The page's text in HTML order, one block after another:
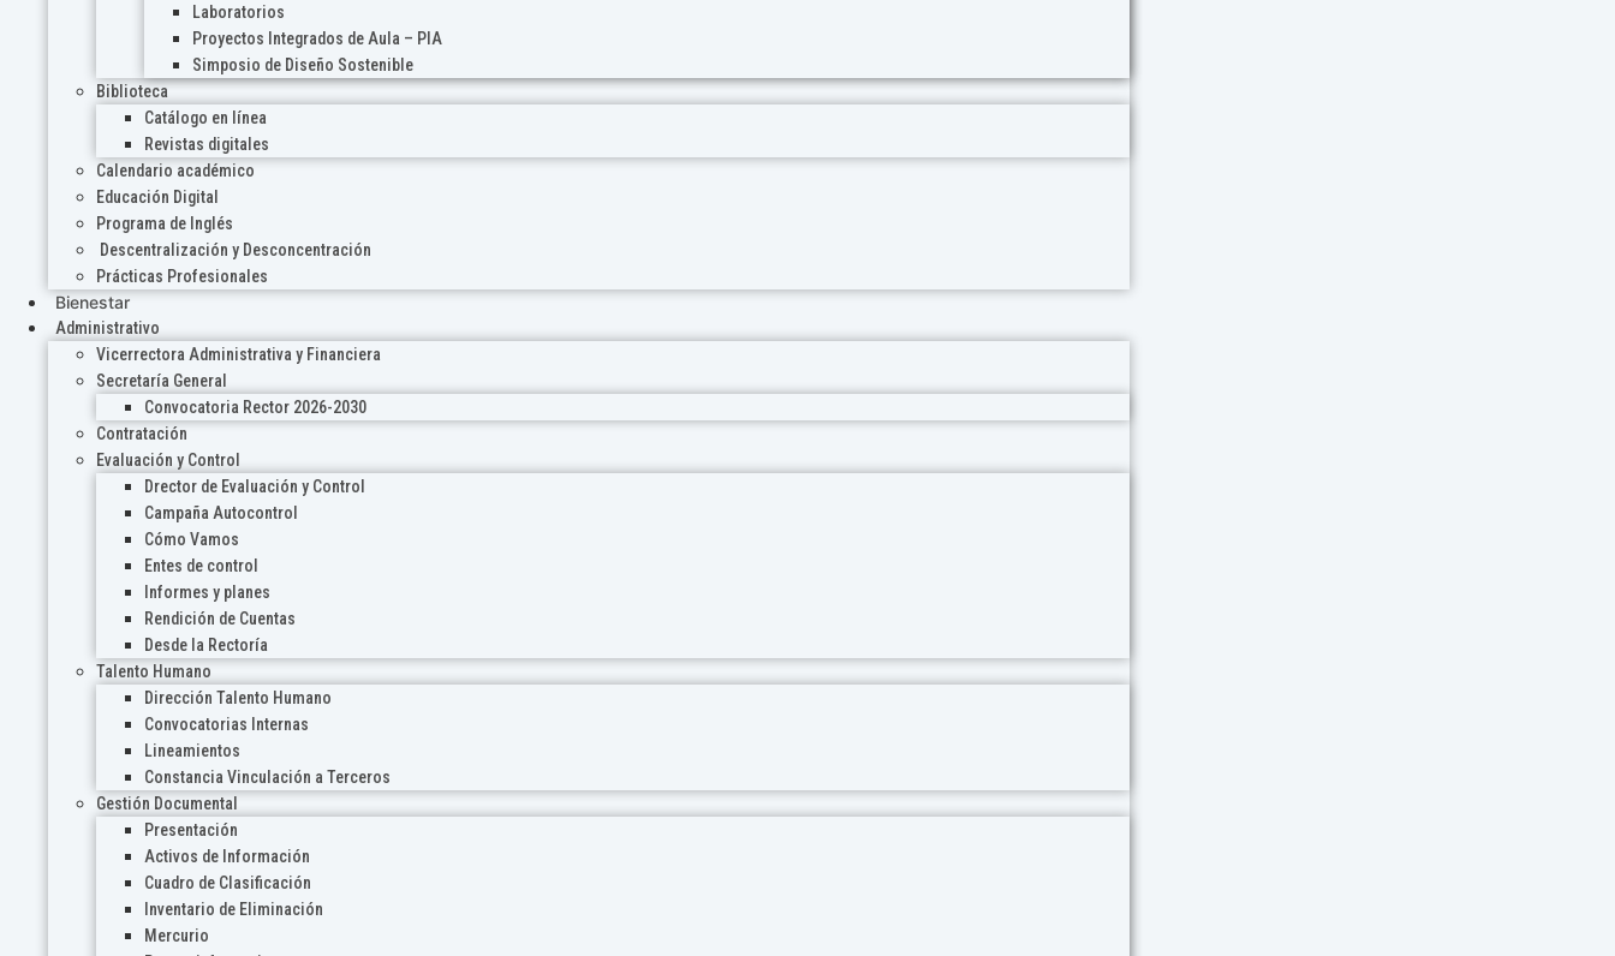
Laboratorios
Proyectos Integrados de Aula – PIA
Simposio de Diseño Sostenible
Biblioteca
Catálogo en línea
Revistas digitales
Calendario académico
Educación Digital
Programa de Inglés
Descentralización y Desconcentración
Prácticas Profesionales
Bienestar
Administrativo
Vicerrectora Administrativa y Financiera
Secretaría General
Convocatoria Rector 2026-2030
Contratación
Evaluación y Control
Drector de Evaluación y Control
Campaña Autocontrol
Cómo Vamos
Entes de control
Informes y planes
Rendición de Cuentas
Desde la Rectoría
Talento Humano
Dirección Talento Humano
Convocatorias Internas
Lineamientos
Constancia Vinculación a Terceros
Gestión Documental
Presentación
Activos de Información
Cuadro de Clasificación
Inventario de Eliminación
Mercurio